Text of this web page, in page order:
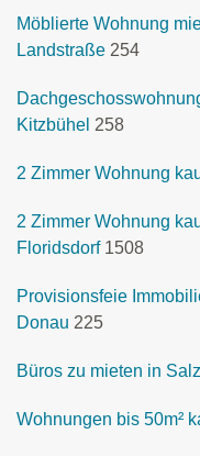
Möblierte Wohnung
Landstraße 254
Kitzbühel 258
2 Zimmer Wohnung
2 Zimmer Wohnung
Floridsdorf 1508
Provisionsfeie
Donau 225
Büros zu mieten in
Wohnungen bis 50m²